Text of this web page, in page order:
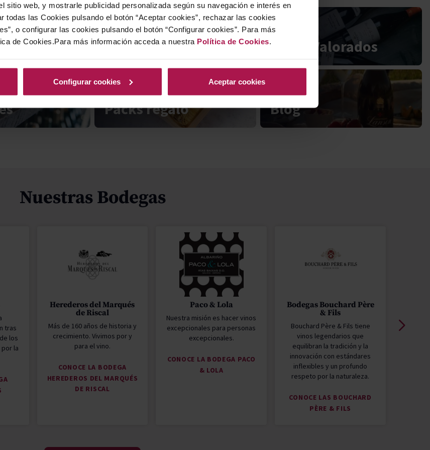
sitio web, y mostrarle publicidad personalizada según su navegación e interés en
todas las Cookies pulsando el botón “Aceptar cookies”, rechazar las cookies
o configurar las cookies pulsando el botón “Configurar cookies”. Para más
de Cookies.Para más información acceda a nuestra Política de Cookies.
Configurar cookies Aceptar cookies
Packs regalo
Mejor Valorados
Blog
Nuestras Bodegas
tras
los
la
Herederos del Marqués
de Riscal
Más de 160 años de historia y
crecimiento. Vivimos por y
para el vino.
CONOCE LA BODEGA
HEREDEROS DEL MARQUÉS
DE RISCAL
Paco & Lola
Nuestra misión es hacer vinos
excepcionales para personas
excepcionales.
CONOCE LA BODEGA PACO
& LOLA
Bodegas Bouchard Père
& Fils
Bouchard Père & Fils tiene
vinos legendarios que
equilibran la tradición y la
innovación con estándares
inflexibles y un profundo
respeto por la naturaleza.
CONOCE LAS BOUCHARD
PÈRE & FILS